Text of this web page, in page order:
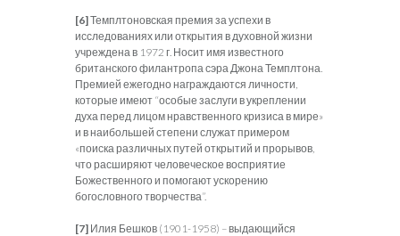
[6]Темплтоновская премия за успехи в
исследованиях или открытия в духовной жизни
учреждена в 1972 г. Носит имя известного
британского филантропа сэра Джона Темплтона.
Премией ежегодно награждаются личности,
которые имеют “особые заслуги в укреплении
духа перед лицом нравственного кризиса в мире»
и в наибольшей степени служат примером
«поиска различных путей открытий и прорывов,
что расширяют человеческое восприятие
Божественного и помогают ускорению
богословного творчества”.
[7] Илия Бешков (1901-1958) – выдающийся